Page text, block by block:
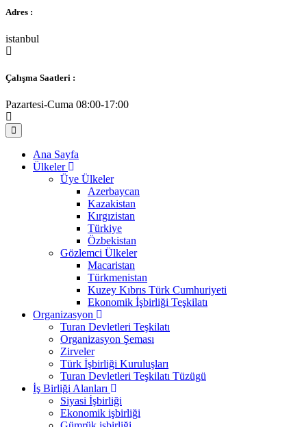
Adres :
istanbul
Çalışma Saatleri :
Pazartesi-Cuma 08:00-17:00
Ana Sayfa
Ülkeler
Üye Ülkeler
Azerbaycan
Kazakistan
Kırgızistan
Türkiye
Özbekistan
Gözlemci Ülkeler
Macaristan
Türkmenistan
Kuzey Kıbrıs Türk Cumhuriyeti
Ekonomik İşbirliği Teşkilatı
Organizasyon
Turan Devletleri Teşkilatı
Organizasyon Şeması
Zirveler
Türk İşbirliği Kuruluşları
Turan Devletleri Teşkilatı Tüzügü
İş Birliği Alanları
Siyasi İşbirliği
Ekonomik işbirliği